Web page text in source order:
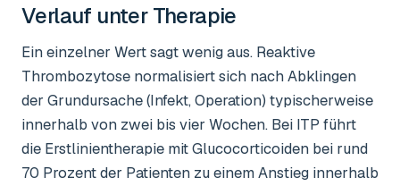
Verlauf unter Therapie
Ein einzelner Wert sagt wenig aus. Reaktive
Thrombozytose normalisiert sich nach Abklingen
der Grundursache (Infekt, Operation) typischerweise
innerhalb von zwei bis vier Wochen. Bei ITP führt
die Erstlinientherapie mit Glucocorticoiden bei rund
70 Prozent der Patienten zu einem Anstieg innerhalb